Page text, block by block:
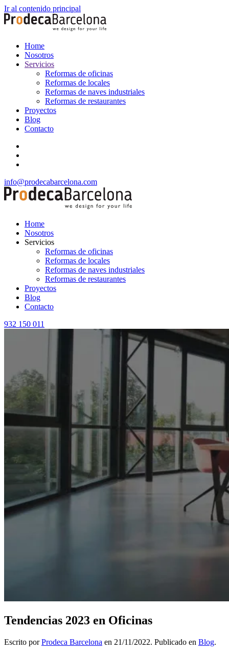
Ir al contenido principal
Home
Nosotros
Servicios
Reformas de oficinas
Reformas de locales
Reformas de naves industriales
Reformas de restaurantes
Proyectos
Blog
Contacto
info@prodecabarcelona.com
Home
Nosotros
Servicios
Reformas de oficinas
Reformas de locales
Reformas de naves industriales
Reformas de restaurantes
Proyectos
Blog
Contacto
932 150 011
Tendencias 2023 en Oficinas
Escrito porProdeca Barcelona en 21/11/2022. Publicado en Blog.